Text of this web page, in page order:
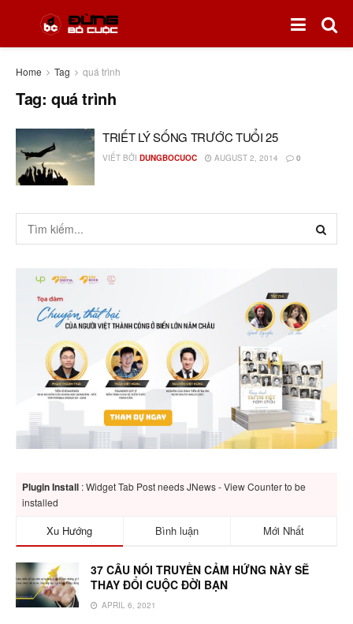
Home Tag quá trình
Tag: quá trình
TRIẾT LÝ SỐNG TRƯỚC TUỔI 25
VIẾT BỞI DUNGBOCUOC AUGUST 2, 2014 0
Plugin Install : Widget Tab Post needs JNews - View Counter to be
installed
Xu Hướng Bình luận Mới Nhất
37 CÂU NÓI TRUYỀN CẢM HỨNG NÀY SẼ
THAY ĐỔI CUỘC ĐỜI BẠN
APRIL 6, 2021